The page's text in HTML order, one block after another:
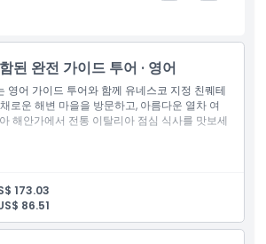
된 완전 가이드 투어 · 영어
영어 가이드 투어와 함께 유네스코 지정 친퀘테
로운 해변 마을을 방문하고, 아름다운 열차 여
해안가에서 전통 이탈리아 점심 식사를 맛보세
교통편
173.03
86.51